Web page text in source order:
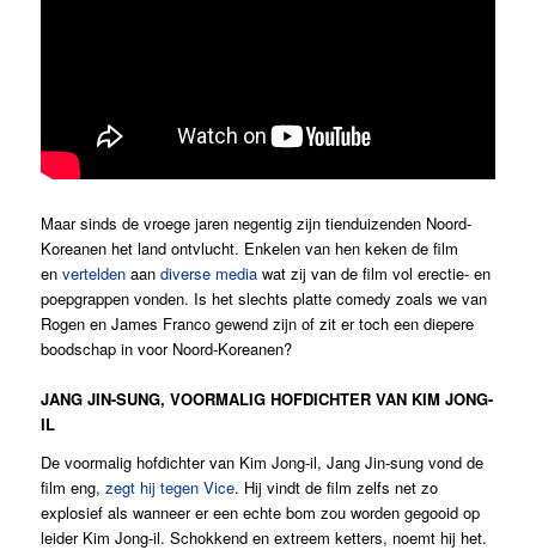
Maar sinds de vroege jaren negentig zijn tienduizenden Noord-
Koreanen het land ontvlucht. Enkelen van hen keken de film
envertelden aandiverse media wat zij van de film vol erectie- en
poepgrappen vonden. Is het slechts platte comedy zoals we van
Rogen en James Franco gewend zijn of zit er toch een diepere
boodschap in voor Noord-Koreanen?
JANG JIN-SUNG, VOORMALIG HOFDICHTER VAN KIM JONG-
IL
De voormalig hofdichter van Kim Jong-il, Jang Jin-sung vond de
film eng,zegt hij tegen Vice. Hij vindt de film zelfs net zo
explosief als wanneer er een echte bom zou worden gegooid op
leider Kim Jong-il. Schokkend en extreem ketters, noemt hij het.